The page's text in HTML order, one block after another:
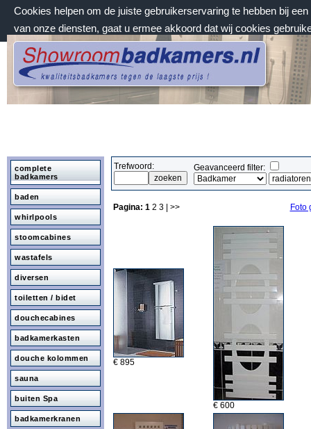
Cookies helpen om de juiste gebruikerservaring te hebben bij
van onze diensten, gaat u ermee akkoord dat wij cookies
vrijdag 7 augustus 2026, 13:00 uur
Welkom bij Showroombadkamers.nl
complete
badkamers
baden
whirlpools
stoomcabines
wastafels
diversen
toiletten / bidet
douchecabines
badkamerkasten
douche kolommen
sauna
buiten Spa
badkamerkranen
Trefwoord: Geavanceerd filter:
Pagina: 1 2 3 | >> Foto
€ 895
€ 600